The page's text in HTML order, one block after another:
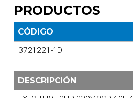
PRODUCTOS
CÓDIGO
3721221-1D
DESCRIPCIÓN